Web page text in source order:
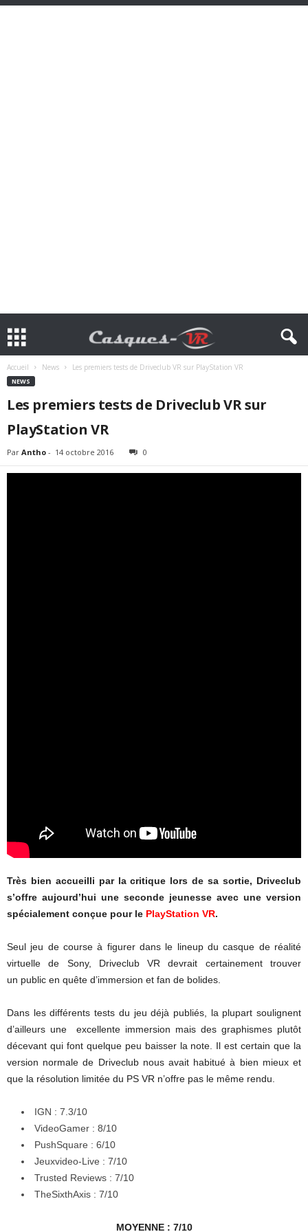
Accueil News Les premiers tests de Driveclub VR sur PlayStation VR
NEWS
Les premiers tests de Driveclub VR sur
PlayStation VR
Par Antho - 14 octobre 2016 0
Très bien accueilli par la critique lors de sa sortie, Driveclub
s’offre aujourd’hui une seconde jeunesse avec une version
spécialement conçue pour le PlayStation VR.
Seul jeu de course à figurer dans le lineup du casque de réalité
virtuelle de Sony, Driveclub VR devrait certainement trouver
un public en quête d’immersion et fan de bolides.
Dans les différents tests du jeu déjà publiés, la plupart soulignent
d’ailleurs une excellente immersion mais des graphismes plutôt
décevant qui font quelque peu baisser la note. Il est certain que la
version normale de Driveclub nous avait habitué à bien mieux et
que la résolution limitée du PS VR n’offre pas le même rendu.
IGN : 7.3/10
VideoGamer : 8/10
PushSquare : 6/10
Jeuxvideo-Live : 7/10
Trusted Reviews : 7/10
TheSixthAxis : 7/10
MOYENNE : 7/10